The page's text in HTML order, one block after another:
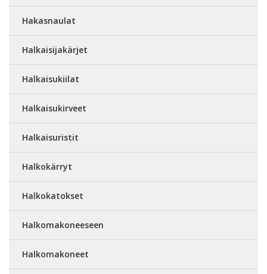
Hakasnaulat
Halkaisijakärjet
Halkaisukiilat
Halkaisukirveet
Halkaisuristit
Halkokärryt
Halkokatokset
Halkomakoneeseen
Halkomakoneet